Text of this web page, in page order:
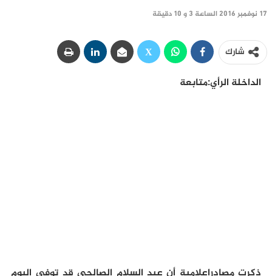
17 نوفمبر 2016 الساعة 3 و 10 دقيقة
شارك
الداخلة الرأي:متابعة